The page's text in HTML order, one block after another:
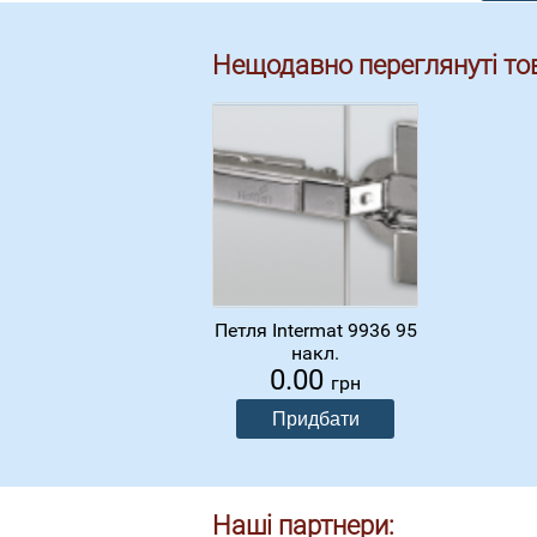
Нещодавно переглянуті
Петля Intermat 9936 95
накл.
0.00 грн
Наші партнери: